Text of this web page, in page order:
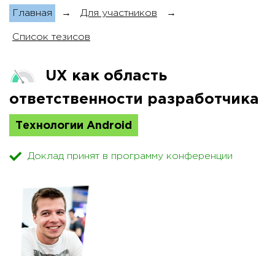
Главная → Для участников →
Список тезисов
UX как область
ответственности разработчика
Технологии Android
Доклад принят в программу конференции